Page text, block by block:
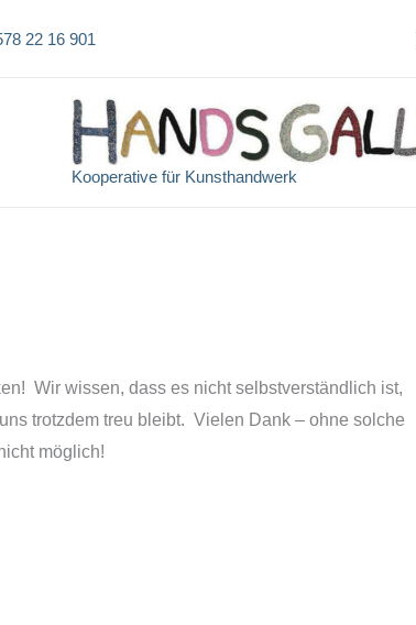
22 16 901
Kooperative für Kunsthandwerk
Wir wissen, dass es nicht selbstverständlich ist,
trotzdem treu bleibt. Vielen Dank – ohne solche
möglich!